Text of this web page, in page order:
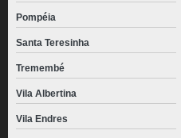
Pompéia
Santa Teresinha
Tremembé
Vila Albertina
Vila Endres